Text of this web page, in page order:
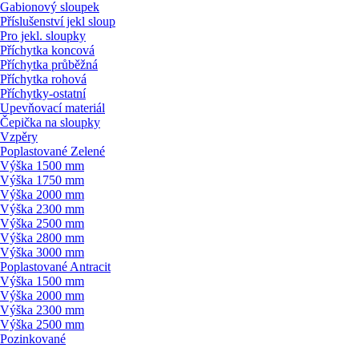
Gabionový sloupek
Příslušenství jekl sloup
Pro jekl. sloupky
Příchytka koncová
Příchytka průběžná
Příchytka rohová
Příchytky-ostatní
Upevňovací materiál
Čepička na sloupky
Vzpěry
Poplastované Zelené
Výška 1500 mm
Výška 1750 mm
Výška 2000 mm
Výška 2300 mm
Výška 2500 mm
Výška 2800 mm
Výška 3000 mm
Poplastované Antracit
Výška 1500 mm
Výška 2000 mm
Výška 2300 mm
Výška 2500 mm
Pozinkované